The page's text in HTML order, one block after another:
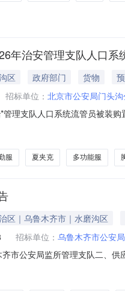
年治安管理支队人口
区 政府部门 货物
招标单位： 北京市公安局门头
理支队人口系统流管员被装
：赵警官010-69842388二、
服 夏夹克 多功能服
区｜乌鲁木齐市｜水磨沟区
招标单位： 乌鲁木齐市公安
市公安局监所管理支队二、
02套336.001.8604.82SZXH-